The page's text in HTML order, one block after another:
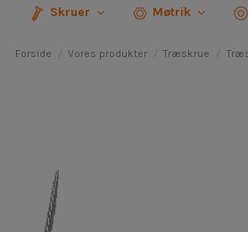
Skruer Møtrik
Forside Vores produkter Træskrue